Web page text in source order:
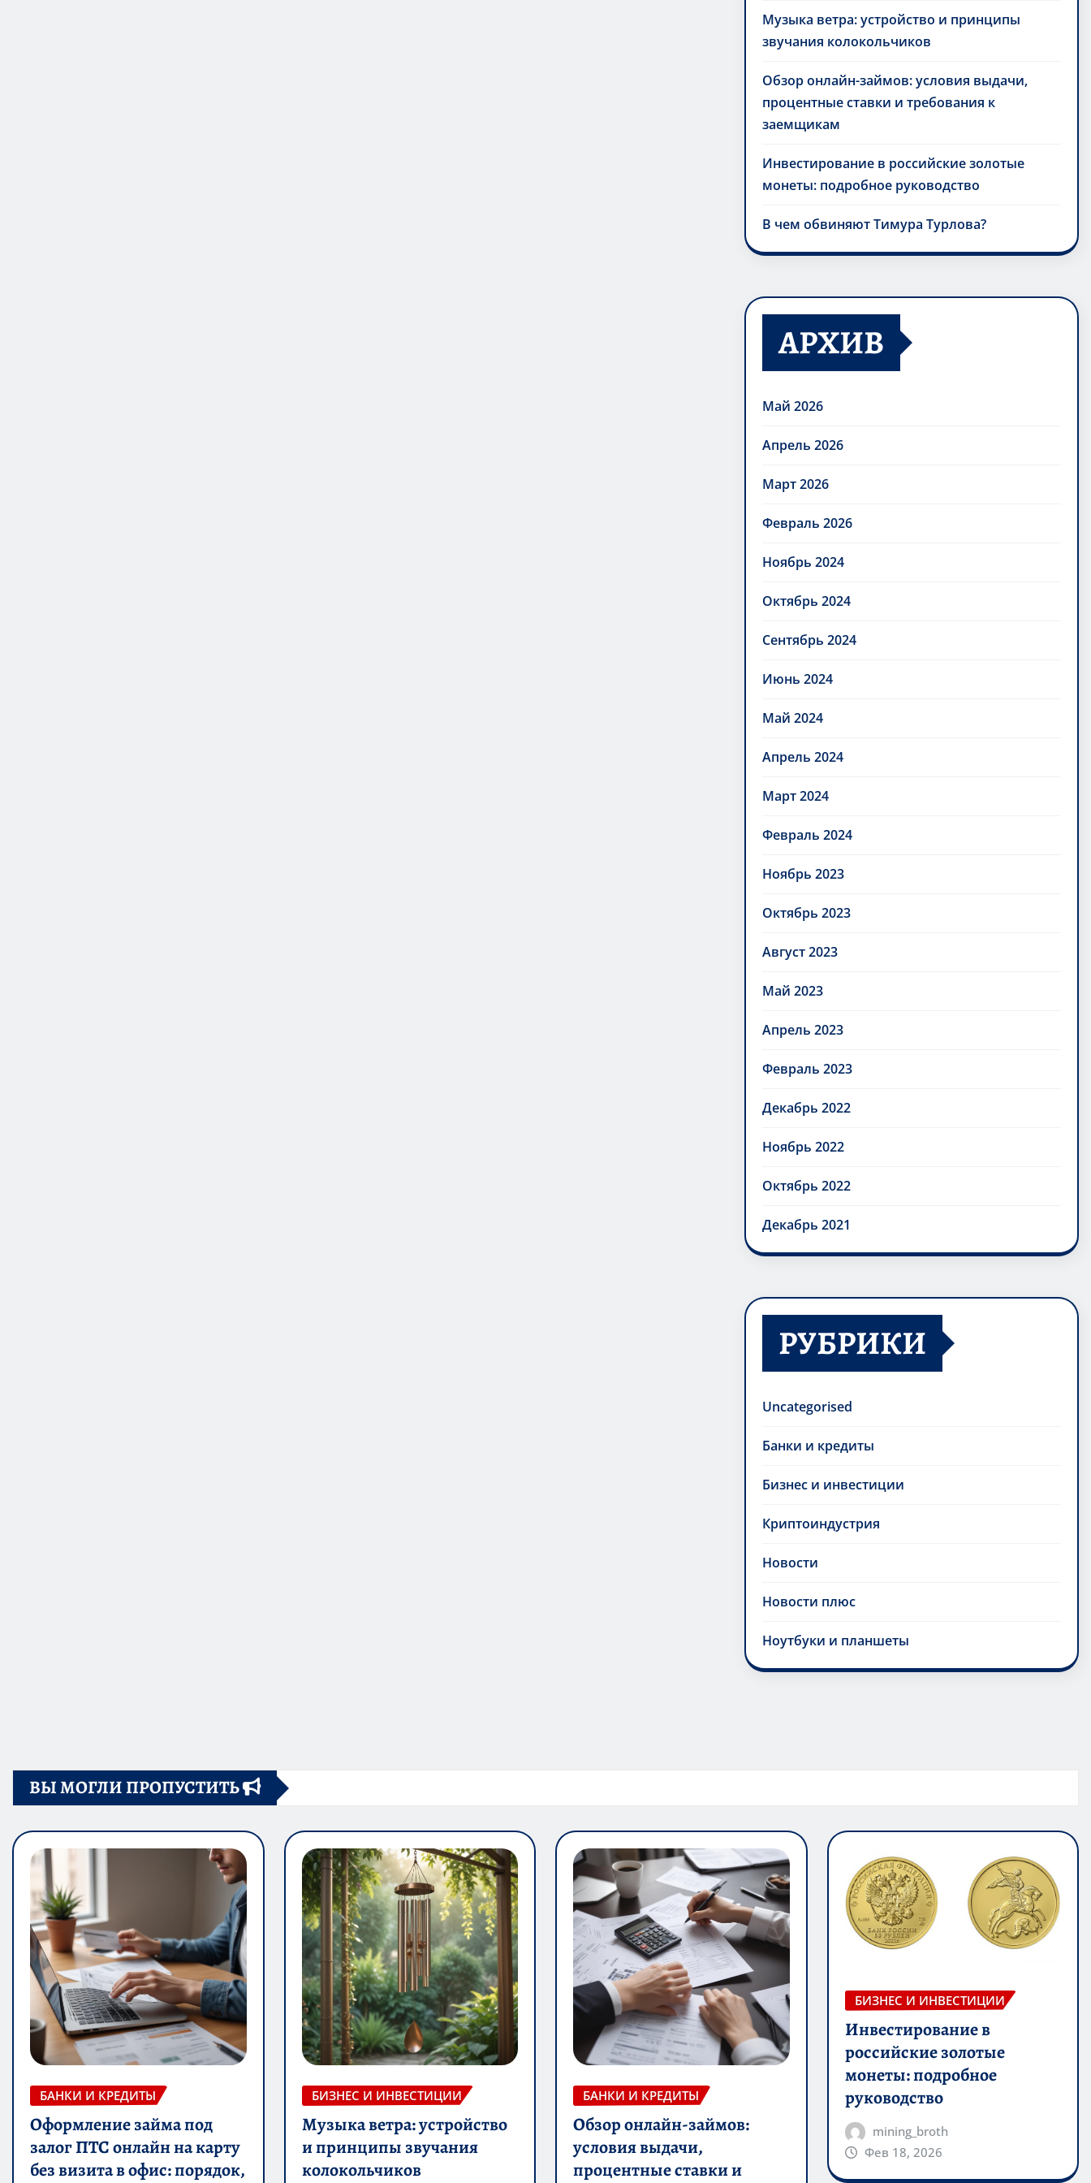
Музыка ветра: устройство и принципы
звучания колокольчиков
Обзор онлайн-займов: условия выдачи,
процентные ставки и требования к
заемщикам
Инвестирование в российские золотые
монеты: подробное руководство
В чем обвиняют Тимура Турлова?
АРХИВ
Май 2026
Апрель 2026
Март 2026
Февраль 2026
Ноябрь 2024
Октябрь 2024
Сентябрь 2024
Июнь 2024
Май 2024
Апрель 2024
Март 2024
Февраль 2024
Ноябрь 2023
Октябрь 2023
Август 2023
Май 2023
Апрель 2023
Февраль 2023
Декабрь 2022
Ноябрь 2022
Октябрь 2022
Декабрь 2021
РУБРИКИ
Uncategorised
Банки и кредиты
Бизнес и инвестиции
Криптоиндустрия
Новости
Новости плюс
Ноутбуки и планшеты
ВЫ МОГЛИ ПРОПУСТИТЬ
БАНКИ И КРЕДИТЫ
Оформление займа под
залог ПТС онлайн на карту
без визита в офис: порядок,
БИЗНЕС И ИНВЕСТИЦИИ
Музыка ветра: устройство
и принципы звучания
колокольчиков
БАНКИ И КРЕДИТЫ
Обзор онлайн-займов:
условия выдачи,
процентные ставки и
БИЗНЕС И ИНВЕСТИЦИИ
Инвестирование в
российские золотые
монеты: подробное
руководство
mining_broth
Фев 18, 2026